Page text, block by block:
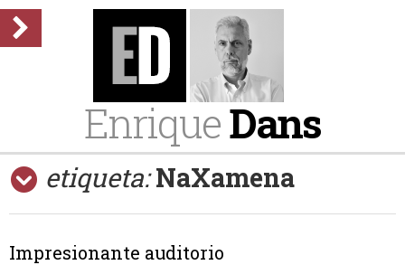
EnriqueDans
etiqueta: NaXamena
Impresionante auditorio